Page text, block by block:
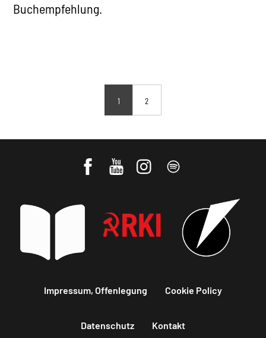
Buchempfehlung.
1 2
Impressum, Offenlegung Cookie Policy
Datenschutz Kontakt